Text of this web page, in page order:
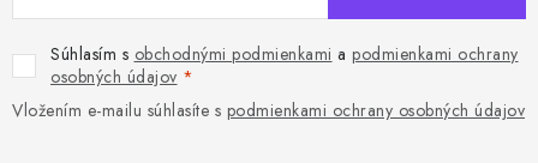
Súhlasím s obchodnými podmienkami a podmienkami ochrany
osobných údajov
Vložením e-mailu súhlasíte s podmienkami ochrany osobných údajov